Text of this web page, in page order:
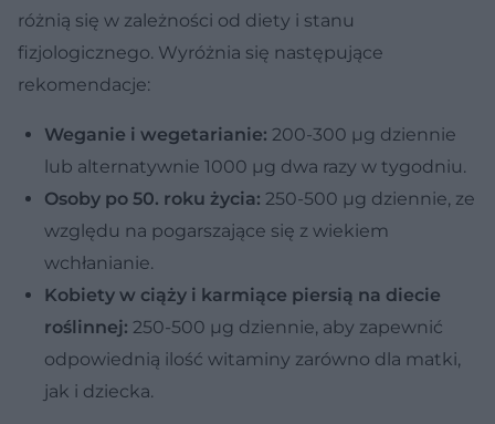
różnią się w zależności od diety i stanu
fizjologicznego. Wyróżnia się następujące
rekomendacje:
Weganie i wegetarianie: 200-300 µg dziennie
lub alternatywnie 1000 µg dwa razy w tygodniu.
Osoby po 50. roku życia: 250-500 µg dziennie, ze
względu na pogarszające się z wiekiem
wchłanianie.
Kobiety w ciąży i karmiące piersią na diecie
roślinnej: 250-500 µg dziennie, aby zapewnić
odpowiednią ilość witaminy zarówno dla matki,
jak i dziecka.